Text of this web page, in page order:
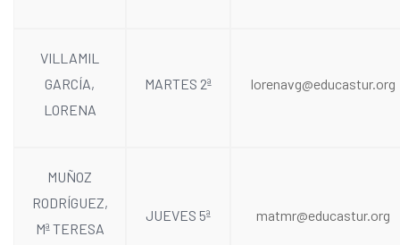
VILLAMIL
GARCÍA,
LORENA
MARTES 2ª lorenavg@educastur.org
MUÑOZ
RODRÍGUEZ,
Mª TERESA
JUEVES 5ª matmr@educastur.org